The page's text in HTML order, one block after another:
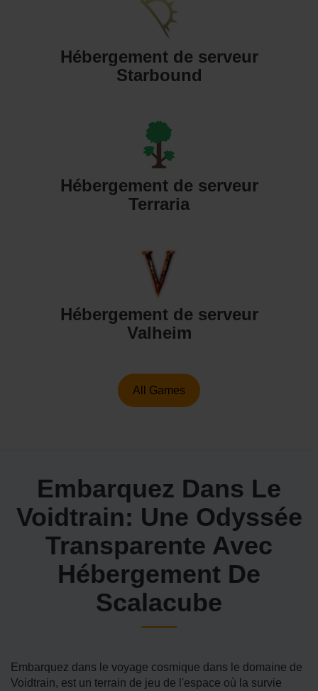
Hébergement de serveur
Starbound
Hébergement de serveur
Terraria
Hébergement de serveur
Valheim
All Games
Embarquez Dans Le
Voidtrain: Une Odyssée
Transparente Avec
Hébergement De
Scalacube
Embarquez dans le voyage cosmique dans le domaine de
Voidtrain, est un terrain de jeu de l'espace où la survie